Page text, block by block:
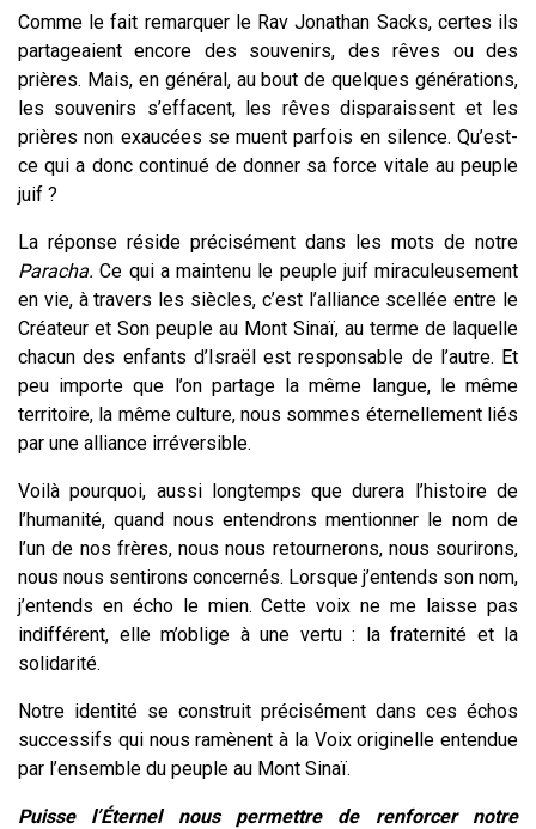
Comme le fait remarquer le Rav Jonathan Sacks, certes ils
partageaient encore des souvenirs, des rêves ou des
prières. Mais, en général, au bout de quelques générations,
les souvenirs s’effacent, les rêves disparaissent et les
prières non exaucées se muent parfois en silence. Qu’est-
ce qui a donc continué de donner sa force vitale au peuple
juif ?
La réponse réside précisément dans les mots de notre
Paracha. Ce qui a maintenu le peuple juif miraculeusement
en vie, à travers les siècles, c’est l’alliance scellée entre le
Créateur et Son peuple au Mont Sinaï, au terme de laquelle
chacun des enfants d’Israël est responsable de l’autre. Et
peu importe que l’on partage la même langue, le même
territoire, la même culture, nous sommes éternellement liés
par une alliance irréversible.
Voilà pourquoi, aussi longtemps que durera l’histoire de
l’humanité, quand nous entendrons mentionner le nom de
l’un de nos frères, nous nous retournerons, nous sourirons,
nous nous sentirons concernés. Lorsque j’entends son nom,
j’entends en écho le mien. Cette voix ne me laisse pas
indifférent, elle m’oblige à une vertu : la fraternité et la
solidarité.
Notre identité se construit précisément dans ces échos
successifs qui nous ramènent à la Voix originelle entendue
par l’ensemble du peuple au Mont Sinaï.
Puisse l’Éternel nous permettre de renforcer notre